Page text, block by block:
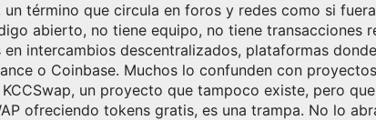
un término que circula en foros y redes como si
abierto, no tiene equipo, no tiene transacciones
en intercambios descentralizados, plataformas
o Coinbase. Muchos lo confunden con
KCCSwap, un proyecto que tampoco existe, pero
ofreciendo tokens gratis, es una trampa. No lo